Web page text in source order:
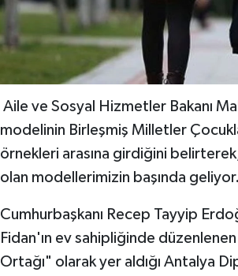
Aile ve Sosyal Hizmetler Bakanı
modelinin Birleşmiş Milletler
örnekleri arasına girdiğini
olan modellerimizin başında
Cumhurbaşkanı Recep Tayyip
Fidan'ın ev sahipliğinde
Ortağı" olarak yer aldığı Antalya